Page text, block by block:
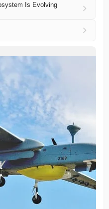
Is Evolving